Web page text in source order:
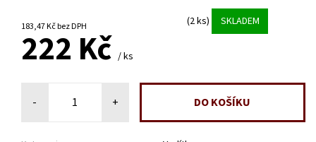
183,47 Kč bez DPH (2 ks) SKLADEM
222 Kč / ks
- +